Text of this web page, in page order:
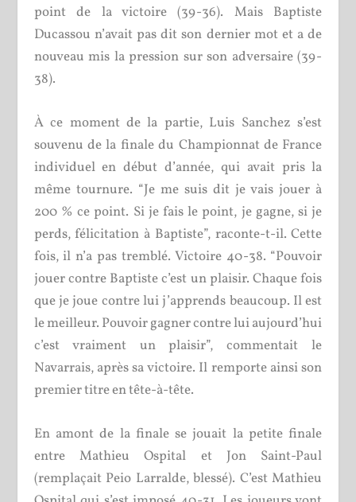
point de la victoire (39-36). Mais Baptiste
Ducassou n’avait pas dit son dernier mot et a de
nouveau mis la pression sur son adversaire (39-
38).
À ce moment de la partie, Luis Sanchez s’est
souvenu de la finale du Championnat de France
individuel en début d’année, qui avait pris la
même tournure. “Je me suis dit je vais jouer à
200 % ce point. Si je fais le point, je gagne, si je
perds, félicitation à Baptiste”, raconte-t-il. Cette
fois, il n’a pas tremblé. Victoire 40-38. “Pouvoir
jouer contre Baptiste c’est un plaisir. Chaque fois
que je joue contre lui j’apprends beaucoup. Il est
le meilleur. Pouvoir gagner contre lui aujourd’hui
c’est vraiment un plaisir”, commentait le
Navarrais, après sa victoire. Il remporte ainsi son
premier titre en tête-à-tête.
En amont de la finale se jouait la petite finale
entre Mathieu Ospital et Jon Saint-Paul
(remplaçait Peio Larralde, blessé). C’est Mathieu